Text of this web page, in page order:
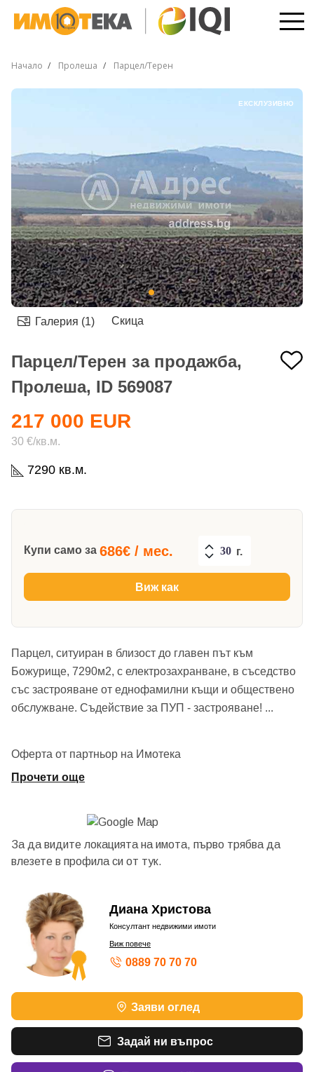
Начало Пролеша Парцел/Терен
ЕКСКЛУЗИВНО
Галерия (1) Скица
Парцел/Терен за продажба,
Пролеша, ID 569087
7290 кв.м.
217 000 EUR
30 €/кв.м.
Купи само за 686€ / мес. г.
Виж как
Парцел, ситуиран в близост до главен път към
Божурище, 7290м2, с електрозахранване, в съседство
със застрояване от еднофамилни къщи и обществено
обслужване. Съдействие за ПУП - застрояване! ...
Оферта от партньор на Имотека
Прочети още
За да видите локацията на имота, първо трябва да
влезете в профила си от тук.
ШАМПИОН ПО ОБОРОТ – СРЕБЪРЕН
Диана Христова
Консултант недвижими имоти
Виж повече
0889 70 70 70
Заяви оглед
Задай ни въпрос